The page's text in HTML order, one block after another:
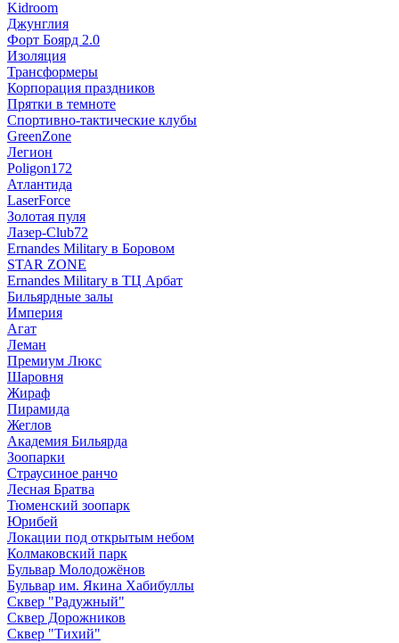
Kidroom
Джунглия
Форт Боярд 2.0
Изоляция
Трансформеры
Корпорация праздников
Прятки в темноте
Спортивно-тактические клубы
GreenZone
Легион
Poligon172
Атлантида
LaserForce
Золотая пуля
Лазер-Club72
Ernandes Military в Боровом
STAR ZONE
Ernandes Military в ТЦ Арбат
Бильярдные залы
Империя
Агат
Леман
Премиум Люкс
Шаровня
Жираф
Пирамида
Жеглов
Академия Бильярда
Зоопарки
Страусиное ранчо
Лесная Братва
Тюменский зоопарк
Юрибей
Локации под открытым небом
Колмаковский парк
Бульвар Молодожёнов
Бульвар им. Якина Хабибуллы
Сквер "Радужный"
Сквер Дорожников
Сквер "Тихий"